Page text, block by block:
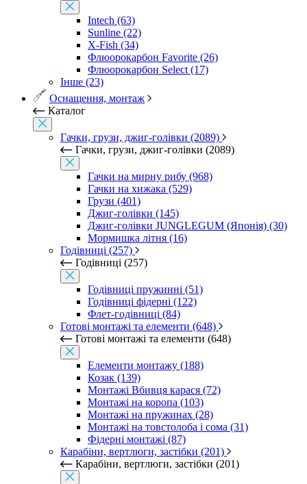
Intech (63)
Sunline (22)
X-Fish (34)
Флюорокарбон Favorite (26)
Флюорокарбон Select (17)
Інше (23)
Оснащення, монтаж
Каталог
Гачки, грузи, джиг-голівки (2089)
Гачки, грузи, джиг-голівки (2089)
Гачки на мирну рибу (968)
Гачки на хижака (529)
Грузи (401)
Джиг-голівки (145)
Джиг-голівки JUNGLEGUM (Японія) (30)
Мормишка літня (16)
Годівниці (257)
Годівниці (257)
Годівниці пружинні (51)
Годівниці фідерні (122)
Флет-годівниці (84)
Готові монтажі та елементи (648)
Готові монтажі та елементи (648)
Елементи монтажу (188)
Козак (139)
Монтажі Вбивця карася (72)
Монтажі на коропа (103)
Монтажі на пружинах (28)
Монтажі на товстолоба і сома (31)
Фідерні монтажі (87)
Карабіни, вертлюги, застібки (201)
Карабіни, вертлюги, застібки (201)